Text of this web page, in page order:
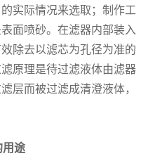
实际情况来选取；制作工
面喷砂。在滤器内部装入
除去以滤芯为孔径为准的
原理是待过滤液体由滤器
层而被过滤成清澄液体，
用途